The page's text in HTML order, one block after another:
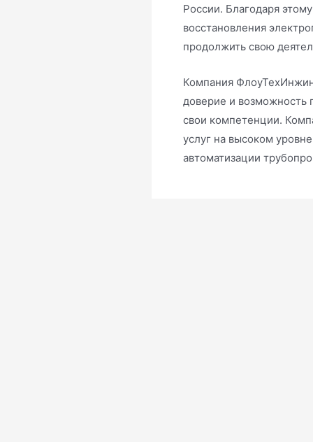
России. Благодаря
восстановления
продолжить свою
Компания
доверие и возможность
свои компетенции.
услуг на высоком
автоматизации